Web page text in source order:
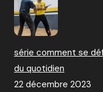
série comment se
du quotidien
22 décembre 2023